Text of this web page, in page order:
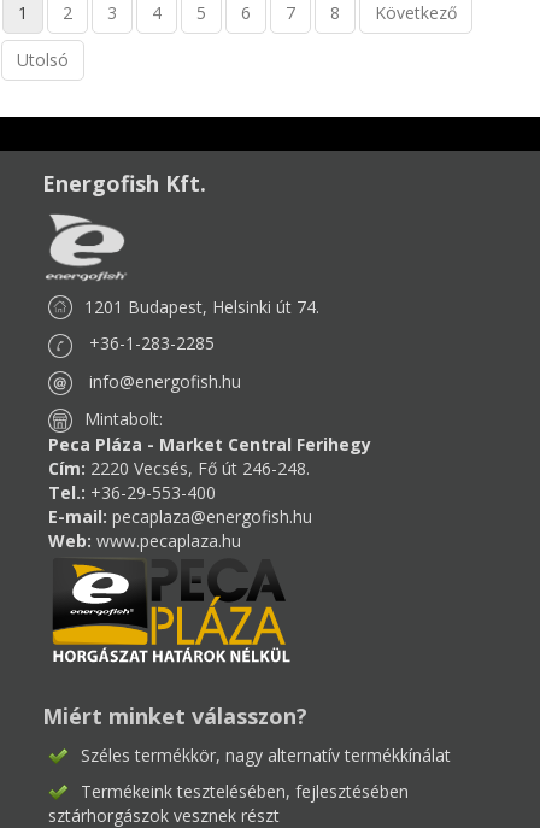
1 2 3 4 5 6 7 8 Következő
Utolsó
Energofish Kft.
1201 Budapest, Helsinki út 74.
+36-1-283-2285
info@energofish.hu
Mintabolt:
Peca Pláza - Market Central Ferihegy
Cím: 2220 Vecsés, Fő út 246-248.
Tel.: +36-29-553-400
E-mail: pecaplaza@energofish.hu
Web: www.pecaplaza.hu
Miért minket válasszon?
Széles termékkör, nagy alternatív termékkínálat
Termékeink tesztelésében, fejlesztésében
sztárhorgászok vesznek részt